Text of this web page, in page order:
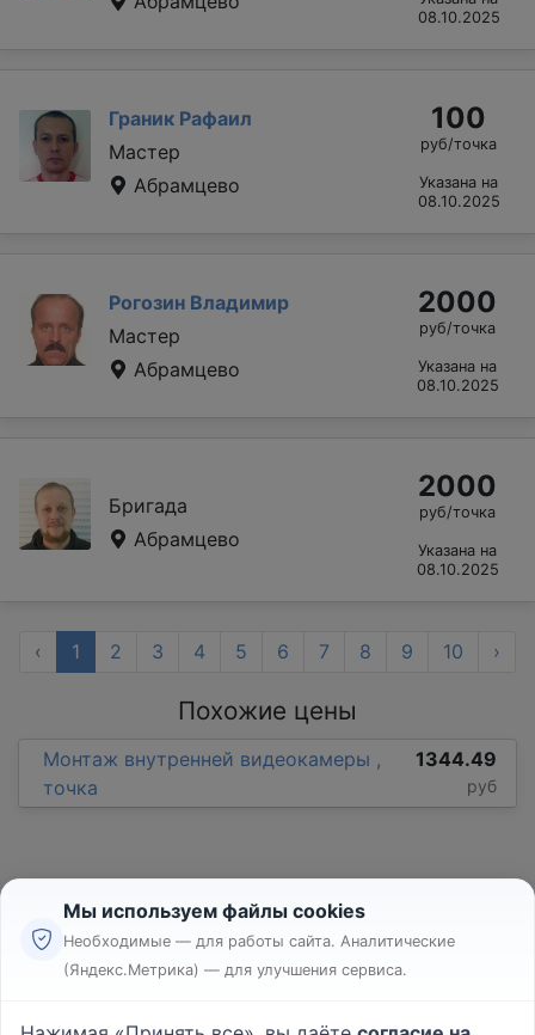
08.10.2025
Граник Рафаил
Мастер
Абрамцево
100
руб/точка
Указана на
08.10.2025
Рогозин Владимир
Мастер
Абрамцево
2000
руб/точка
Указана на
08.10.2025
Бригада
Абрамцево
2000
руб/точка
Указана на
08.10.2025
‹ 1 2 3 4 5 6 7 8 9 10 ›
Похожие цены
Монтаж внутренней видеокамеры ,
точка
1344.49
руб
Реклама
Мы используем файлы cookies
Необходимые — для работы сайта. Аналитические
(Яндекс.Метрика) — для улучшения сервиса.